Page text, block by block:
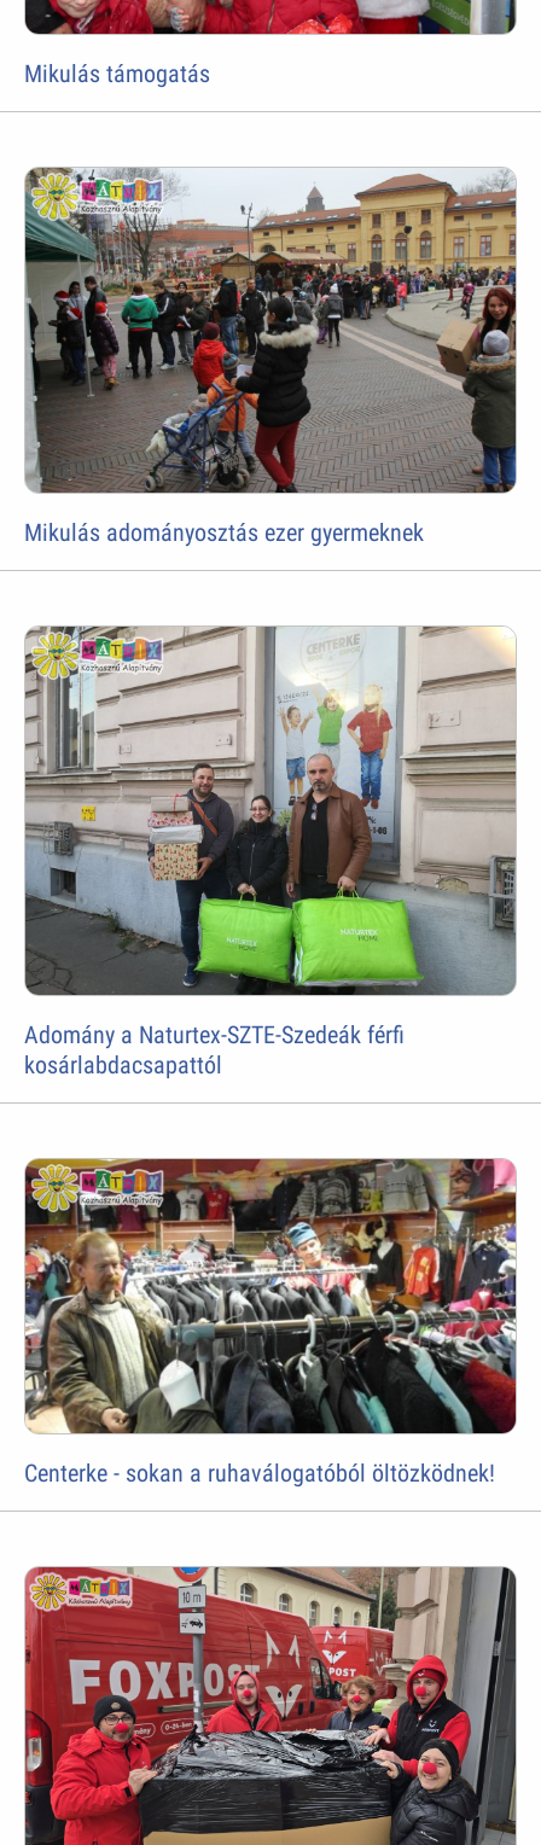
Mikulás támogatás
Mikulás adományosztás ezer gyermeknek
Adomány a Naturtex-SZTE-Szedeák férfi
kosárlabdacsapattól
Centerke - sokan a ruhaválogatóból öltözködnek!